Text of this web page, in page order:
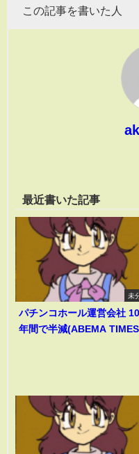
この記事を書いた人
最近書いた記事
未
パチンコホール運営会社 10
年間で半減(ABEMA